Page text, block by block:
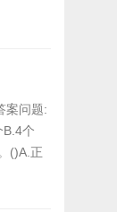
案问题:
个
()A.正